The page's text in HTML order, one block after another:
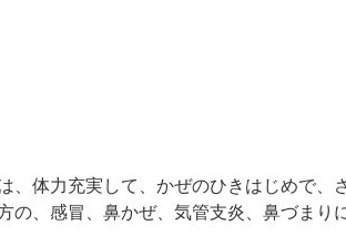
、体力充実して、かぜのひきはじめで
の、感冒、鼻かぜ、気管支炎、鼻づまり